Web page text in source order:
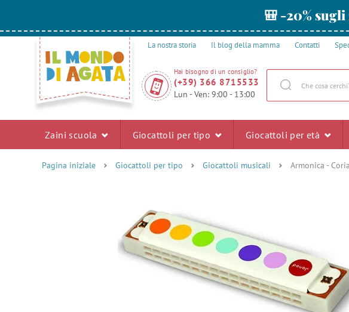
🎒 -20%
La nostra storia Il blog della mamma Contatti
Hai bisogno di un consiglio?
(+39) 366 8715533
Lun - Ven: 9:00 - 13:00
Zaini scuola Giocattoli per tipo Giocattoli per età
Pagina iniziale Giocattoli per tipo Giocattoli musicali Armonica -